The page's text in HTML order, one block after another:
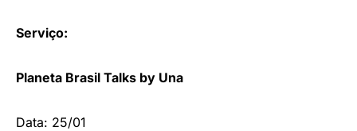
Serviço:
Planeta Brasil Talks by Una
Data: 25/01